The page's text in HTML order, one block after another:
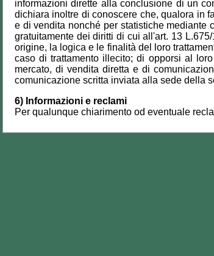
informazioni dirette alla conclusione di un
dichiara inoltre di conoscere che, qualora in
e di vendita nonché per statistiche mediante
gratuitamente dei diritti di cui all'art. 13
origine, la logica e le finalità del loro
caso di trattamento illecito; di opporsi al
mercato, di vendita diretta e di
comunicazione scritta inviata alla sede della
6) Informazioni e reclami
Per qualunque chiarimento od eventuale